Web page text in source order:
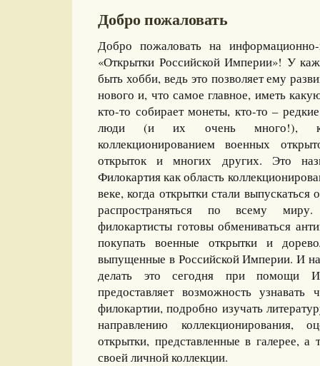
Добро пожаловать
Добро пожаловать на информационно-
«Открытки Российской Империи»! У
быть хобби, ведь это позволяет ему
нового и, что самое главное, иметь
кто-то собирает монеты, кто-то –
люди (и их очень много!),
коллекционированием военных
открыток и многих других. Это
Филокартия как область
веке, когда открытки стали
распространяться по всему
филокартисты готовы обмениваться
покупать военные открытки и
выпущенные в Российской Империи. И
делать это сегодня при помощи
предоставляет возможность
филокартии, подробно изучать
направлению коллекционирования,
открытки, представленные в галерее, а
своей личной коллекции.